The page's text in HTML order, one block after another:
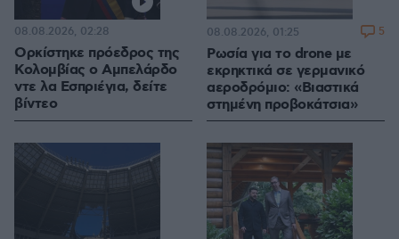
Ορκίστηκε πρόεδρος της
Κολομβίας ο Αμπελάρδο
ντε λα Εσπριέγια, δείτε
βίντεο
08.08.2026, 02:28
Ρωσία για το drone με
εκρηκτικά σε γερμανικό
αεροδρόμιο: «Βιαστικά
στημένη προβοκάτσια»
08.08.2026, 01:25 5